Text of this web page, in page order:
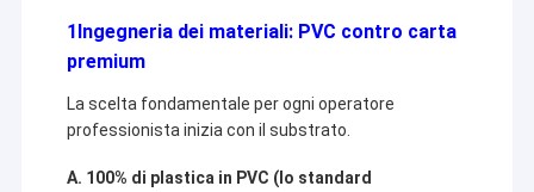
1Ingegneria dei materiali: PVC contro carta
premium
La scelta fondamentale per ogni operatore
professionista inizia con il substrato.
A. 100% di plastica in PVC (lo standard